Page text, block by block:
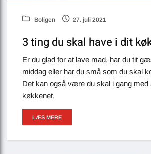
Boligen 27. juli 2021
3 ting du skal have i dit
Er du glad for at lave mad, har du tit
middag eller har du små som du skal
Det kan også være du skal i gang med
køkkenet,
LÆS MERE